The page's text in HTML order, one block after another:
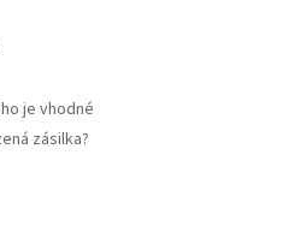
je vhodné
zásilka?